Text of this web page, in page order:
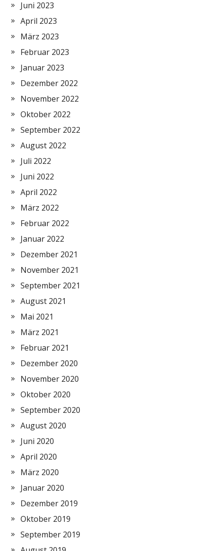
Juni 2023
April 2023
März 2023
Februar 2023
Januar 2023
Dezember 2022
November 2022
Oktober 2022
September 2022
August 2022
Juli 2022
Juni 2022
April 2022
März 2022
Februar 2022
Januar 2022
Dezember 2021
November 2021
September 2021
August 2021
Mai 2021
März 2021
Februar 2021
Dezember 2020
November 2020
Oktober 2020
September 2020
August 2020
Juni 2020
April 2020
März 2020
Januar 2020
Dezember 2019
Oktober 2019
September 2019